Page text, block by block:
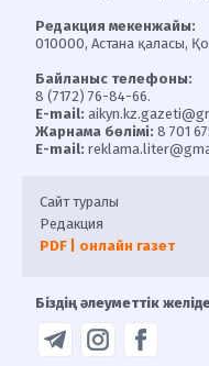
Редакция мекенжайы:
010000, Астана қаласы,
Байланыс телефоны:
8 (7172) 76-84-66.
E-mail:
Жарнама бөлімі: 8 701
E-mail:
Сайт туралы
Редакция
PDF | онлайн газет
Біздің әлеуметтік